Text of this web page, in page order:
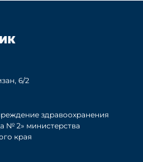
6/2
здравоохранения
№ 2» министерства
края